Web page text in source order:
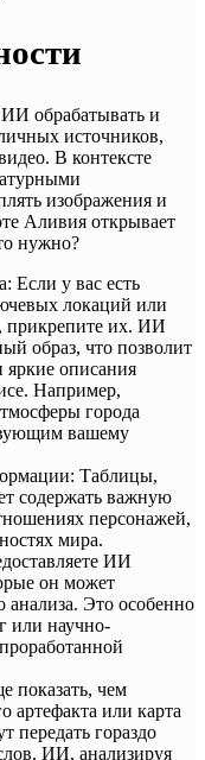
ИИ обрабатывать и
источников,
В контексте
изображения и
Аливия открывает
нужно?
Если у вас есть
локаций или
прикрепите их. ИИ
образ, что позволит
яркие описания
Например,
города
вашему
Таблицы,
содержать важную
персонажей,
мира.
ИИ
он может
анализа. Это особенно
или научно-
показать, чем
артефакта или карта
передать гораздо
ИИ, анализируя